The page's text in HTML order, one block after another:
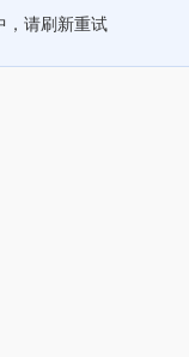
，请刷新重试